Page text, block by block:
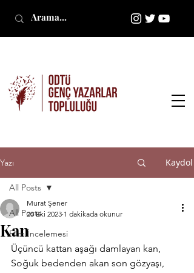
Yazı Kaydol
All Posts
Film İncelemesi
All Posts
Kan
Murat Şener
20 Eki 2023 1 dakikada okunur
Üçüncü kattan aşağı damlayan kan,
Soğuk bedenden akan son gözyaşı,